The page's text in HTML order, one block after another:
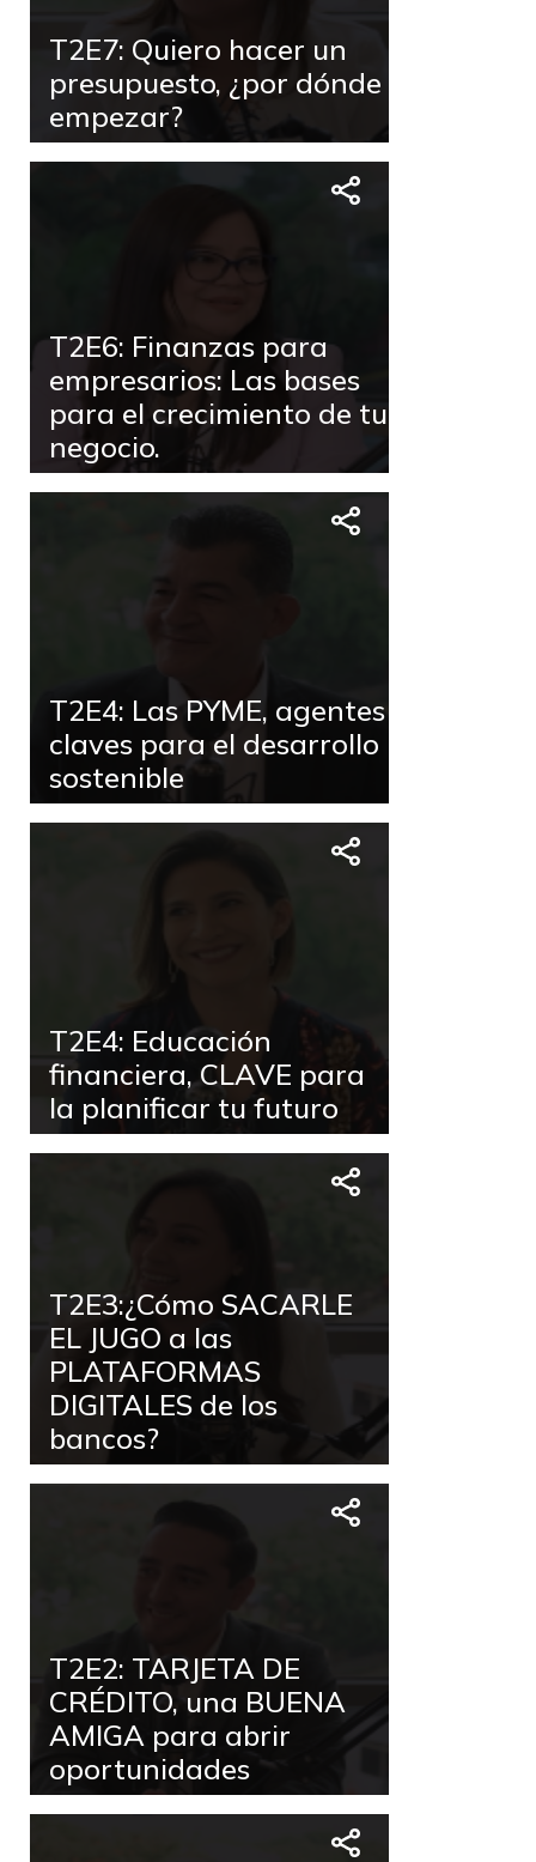
T2E7: Quiero hacer un
presupuesto, ¿por dónde
empezar?
T2E6: Finanzas para
empresarios: Las bases
para el crecimiento de tu
negocio.
T2E4: Las PYME, agentes
claves para el desarrollo
sostenible
T2E4: Educación
financiera, CLAVE para
la planificar tu futuro
T2E3:¿Cómo SACARLE
EL JUGO a las
PLATAFORMAS
DIGITALES de los
bancos?
T2E2: TARJETA DE
CRÉDITO, una BUENA
AMIGA para abrir
oportunidades